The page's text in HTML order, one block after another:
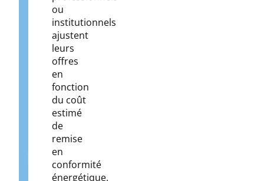
ou
institutionnels
ajustent
leurs
offres
en
fonction
du coût
estimé
de
remise
en
conformité
énergétique.